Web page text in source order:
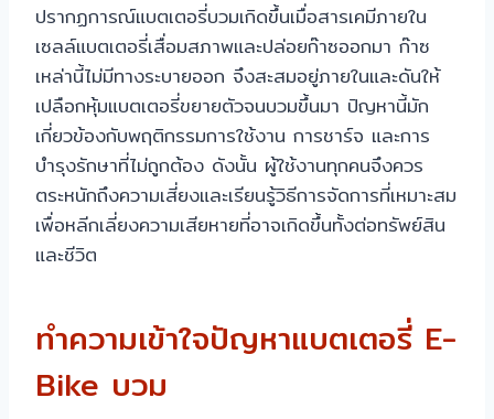
ปรากฏการณ์แบตเตอรี่บวมเกิดขึ้นเมื่อสารเคมีภายใน
เซลล์แบตเตอรี่เสื่อมสภาพและปล่อยก๊าซออกมา ก๊าซ
เหล่านี้ไม่มีทางระบายออก จึงสะสมอยู่ภายในและดันให้
เปลือกหุ้มแบตเตอรี่ขยายตัวจนบวมขึ้นมา ปัญหานี้มัก
เกี่ยวข้องกับพฤติกรรมการใช้งาน การชาร์จ และการ
บำรุงรักษาที่ไม่ถูกต้อง ดังนั้น ผู้ใช้งานทุกคนจึงควร
ตระหนักถึงความเสี่ยงและเรียนรู้วิธีการจัดการที่เหมาะสม
เพื่อหลีกเลี่ยงความเสียหายที่อาจเกิดขึ้นทั้งต่อทรัพย์สิน
และชีวิต
ทำความเข้าใจปัญหาแบตเตอรี่ E-
Bike บวม